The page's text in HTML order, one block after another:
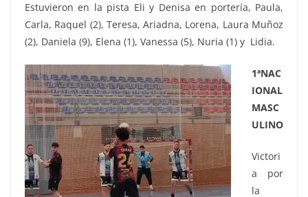
Estuvieron en la pista Eli y Denisa en portería, Paula,
Carla, Raquel (2), Teresa, Ariadna, Lorena, Laura Muñoz
(2), Daniela (9), Elena (1), Vanessa (5), Nuria (1) y Lidia.
1ªNAC
IONAL
MASC
ULINO
Victori
a por
la